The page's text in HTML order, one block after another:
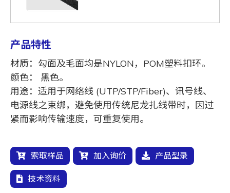
产品特性
材质：勾面及毛面均是NYLON，POM塑料扣环。
颜色： 黑色。
用途：适用于网络线 (UTP/STP/Fiber)、讯号线、
电源线之束绑，避免使用传统尼龙扎线带时，因过
紧而影响传输速度，可重复使用。
索取样品 加入询价 产品型录
技术资料